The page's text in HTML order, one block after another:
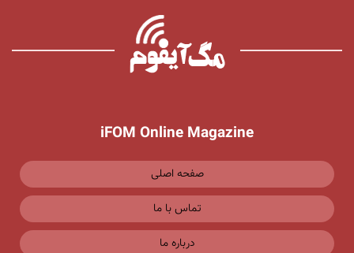
iFOM Online Magazine
صفحه اصلی
تماس با ما
درباره ما